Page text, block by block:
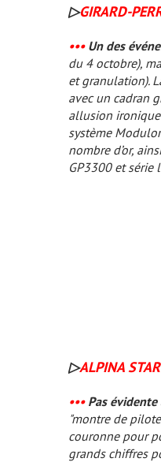
▷GIRARD-
•••Un des
du 4 octobre),
et granulation).
avec un cadran
allusion
système
nombre d’or,
GP3300 et série
▷ALPINA
•••Pas évidente
"montre de
couronne pour
grands chiffres